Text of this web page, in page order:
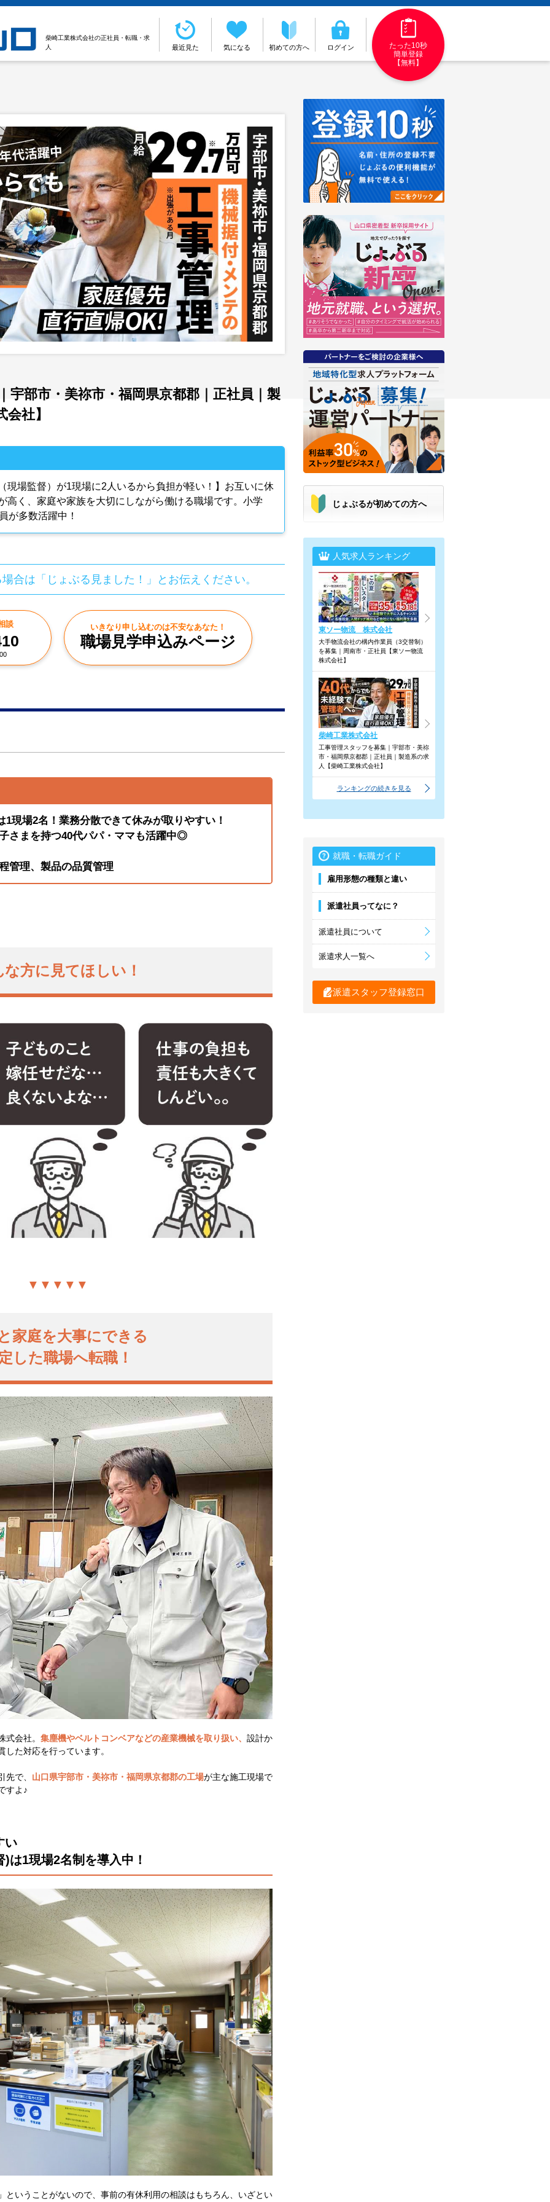
柴崎工業株式会社の正社員・転職・求
人
最近見た 気になる 初めての方へ ログイン
たった10秒
簡単登録
【無料】
宇部市・美祢市・福岡県京都郡｜正社員｜製
社】
現場監督）が1現場に2人いるから負担が軽い！】お互いに休
高く、家庭や家族を大切にしながら働ける職場です。小学
が多数活躍中！
合は「じょぶる見ました！」とお伝えください。
談 いきなり申し込むのは不安なあなた！
職場見学申込みページ
現場2名！業務分散できて休みが取りやすい！
さまを持つ40代パパ・ママも活躍中◎
管理、製品の品質管理
な方に見てほしい！
▼▼▼▼▼
家庭を大事にできる
した職場へ転職！
会社。 集塵機やベルトコンベアなどの産業機械を取り扱い、 設計か
た対応を行っています。
で、 山口県宇部市・美祢市・福岡県京都郡の工場が主な施工現場で
すよ♪
い
は1現場2名制を導入中！
いうことがないので、事前の有休利用の相談はもちろん、いざとい
じょぶるが初めての方へ
人気求人ランキング
東ソー物流 株式会社
大手物流会社の構内作業員（3交替制）
を募集｜周南市・正社員【東ソー物流
株式会社】
柴崎工業株式会社
工事管理スタッフを募集｜宇部市・美祢
市・福岡県京都郡｜正社員｜製造系の求
人【柴崎工業株式会社】
ランキングの続きを見る
就職・転職ガイド
雇用形態の種類と違い
派遣社員ってなに？
派遣社員について
派遣求人一覧へ
派遣スタッフ登録窓口